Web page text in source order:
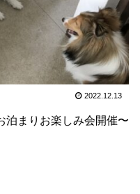
2022.12.13
泊まりお楽しみ会開催〜